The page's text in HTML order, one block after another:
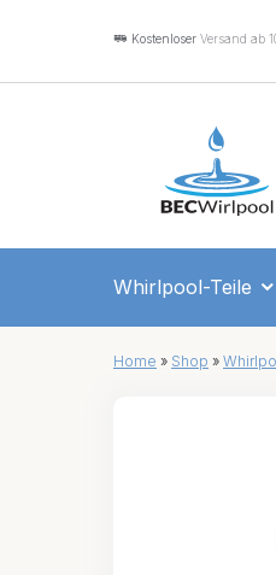
Kostenloser Versand ab
Whirlpool-Teile
Home » Shop »